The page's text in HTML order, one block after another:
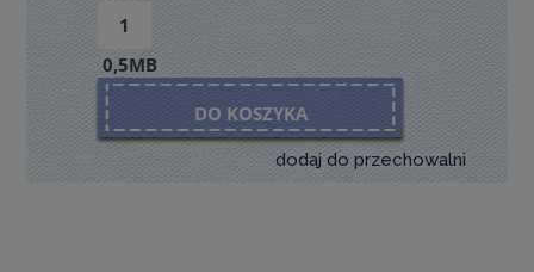
0,5MB
DO KOSZYKA
dodaj do przechowalni